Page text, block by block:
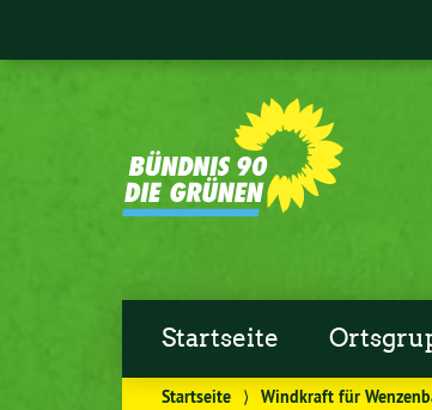
Startseite
Startseite ⟩ Windkraft für